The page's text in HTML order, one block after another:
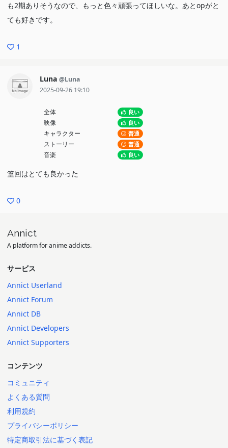
も2期ありそうなので、もっと色々頑張ってほしいな。あとopがと
ても好きです。
1
Luna @Luna
2025-09-26 19:10
全体 良い
映像 良い
キャラクター 普通
ストーリー 普通
音楽 良い
篁回はとても良かった
0
Annict
A platform for anime addicts.
サービス
Annict Userland
Annict Forum
Annict DB
Annict Developers
Annict Supporters
コンテンツ
コミュニティ
よくある質問
利用規約
プライバシーポリシー
特定商取引法に基づく表記